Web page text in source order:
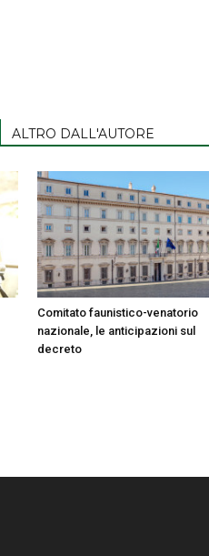
ALTRO DALL'AUTORE
Comitato faunistico-venatorio
nazionale, le anticipazioni sul
decreto